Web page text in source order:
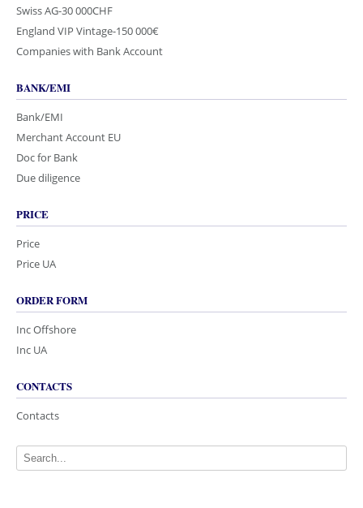
Swiss AG-30 000CHF
England VIP Vintage-150 000€
Companies with Bank Account
BANK/EMI
Bank/EMI
Merchant Account EU
Doc for Bank
Due diligence
PRICE
Price
Price UA
ORDER FORM
Inc Offshore
Inc UA
CONTACTS
Contacts